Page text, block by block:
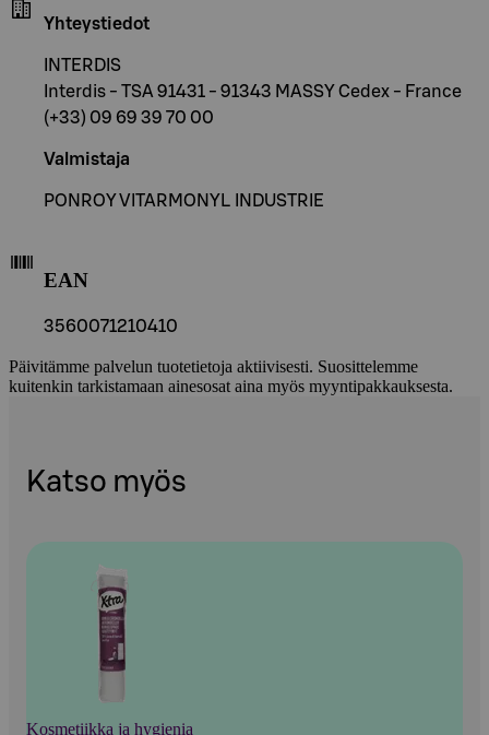
Yhteystiedot
INTERDIS
Interdis - TSA 91431 - 91343 MASSY Cedex - France
(+33) 09 69 39 70 00
Valmistaja
PONROY VITARMONYL INDUSTRIE
EAN
3560071210410
Päivitämme palvelun tuotetietoja aktiivisesti. Suosittelemme
kuitenkin tarkistamaan ainesosat aina myös myyntipakkauksesta.
Katso myös
Kosmetiikka ja hygienia